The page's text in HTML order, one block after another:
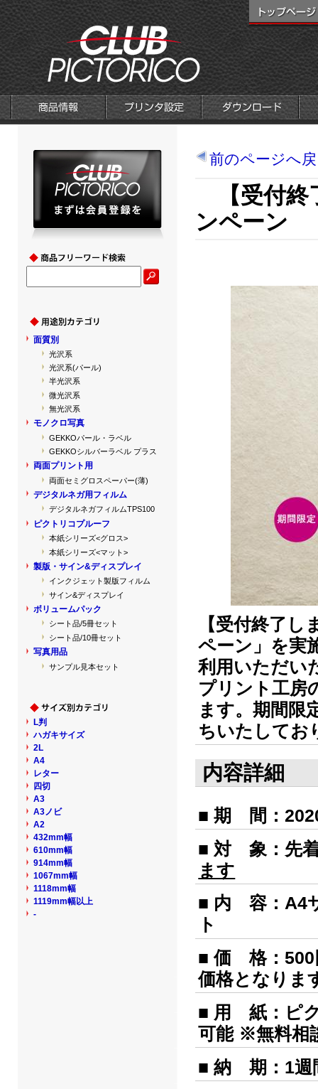
前のページへ
【受付終
ンペーン
【受付終了
ペーン」を実
利用いただい
プリント工房
ます。期間限
ちいたしてお
内容詳細
■ 期 間：
■ 対 象：先
ます
■ 内 容：A4
ト
■ 価 格：500
価格となりま
■ 用 紙：ピ
可能 ※無料相
■ 納 期：1週
面質別
光沢系
光沢系(パール)
半光沢系
微光沢系
無光沢系
モノクロ写真
GEKKOパール・ラベル
GEKKOシルバーラベル プラス
両面プリント用
両面セミグロスペーパー(薄)
デジタルネガ用フィルム
デジタルネガフィルムTPS100
ピクトリコプルーフ
本紙シリーズ<グロス>
本紙シリーズ<マット>
製版・サイン&ディスプレイ
インクジェット製版フィルム
サイン&ディスプレイ
ボリュームパック
シート品/5冊セット
シート品/10冊セット
写真用品
サンプル見本セット
L判
ハガキサイズ
2L
A4
レター
四切
A3
A3ノビ
A2
432mm幅
610mm幅
914mm幅
1067mm幅
1118mm幅
1119mm幅以上
-